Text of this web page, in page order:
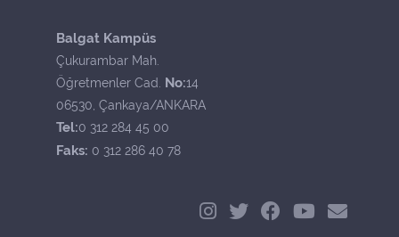
Balgat Kampüs
Çukurambar Mah.
Öğretmenler Cad. No:14
06530, Çankaya/ANKARA
Tel:0 312 284 45 00
Faks: 0 312 286 40 78